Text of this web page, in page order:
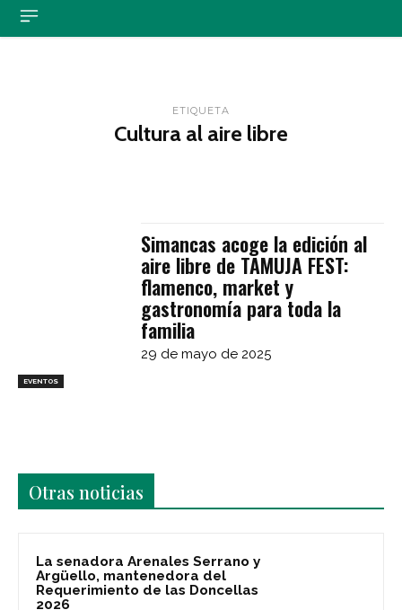
ETIQUETA
Cultura al aire libre
EVENTOS
Simancas acoge la edición al
aire libre de TAMUJA FEST:
flamenco, market y
gastronomía para toda la
familia
29 de mayo de 2025
Otras noticias
La senadora Arenales Serrano y
Argüello, mantenedora del
Requerimiento de las Doncellas
2026